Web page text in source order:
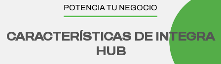
POTENCIA TU NEGOCIO
CARACTERÍSTICAS DE INTEGRA
HUB